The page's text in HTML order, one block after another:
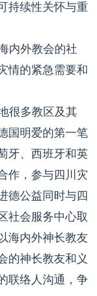
持续性关怀与重
内外教会的社
情的紧急需要和
很多教区及其
国明爱的第一笔
牙、西班牙和英
作，参与四川灾
德公益同时与四
社会服务中心取
海内外神长教友
的神长教友和义
联络人沟通，争